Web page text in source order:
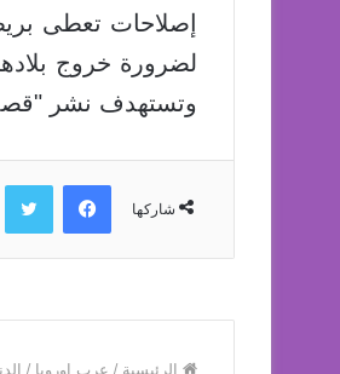
إصلاحات تعطى
لضرورة خروج
وتستهدف نشر
شاركها
فيسبوك